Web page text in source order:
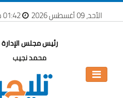
الأحد، 09 أغسطس 2026 01:42 ص
رئيس مجلس الإدارة
محمد نجيب